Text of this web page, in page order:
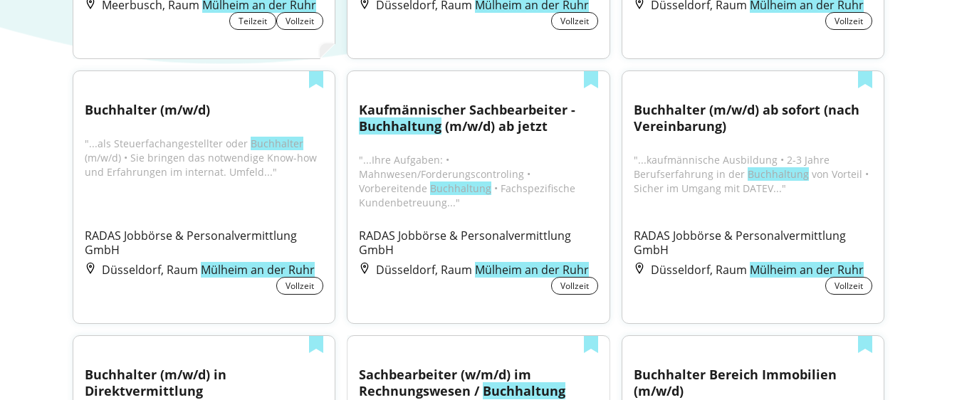
Meerbusch, Raum Mülheim an der Ruhr
Teilzeit Vollzeit
Düsseldorf, Raum Mülheim an der Ruhr
Vollzeit
Düsseldorf, Raum Mülheim an der Ruhr
Vollzeit
Buchhalter (m/w/d)
"...als Steuerfachangestellter oder Buchhalter
(m/w/d) • Sie bringen das notwendige Know-how
und Erfahrungen im internat. Umfeld..."
RADAS Jobbörse & Personalvermittlung
GmbH
Düsseldorf, Raum Mülheim an der Ruhr
Vollzeit
Buchhaltung (m/w/d) ab jetzt
"...Ihre Aufgaben: •
Mahnwesen/Forderungscontroling •
Vorbereitende Buchhaltung • Fachspezifische
Kundenbetreuung..."
RADAS Jobbörse & Personalvermittlung
GmbH
Düsseldorf, Raum Mülheim an der Ruhr
Vollzeit
Buchhalter (m/w/d) ab sofort (nach
Vereinbarung)
"...kaufmännische Ausbildung • 2-3 Jahre
Berufserfahrung in der Buchhaltung von Vorteil •
Sicher im Umgang mit DATEV..."
RADAS Jobbörse & Personalvermittlung
GmbH
Düsseldorf, Raum Mülheim an der Ruhr
Vollzeit
Buchhalter (m/w/d) in
Direktvermittlung
Sachbearbeiter (w/m/d) im
Rechnungswesen / Buchhaltung
Buchhalter Bereich Immobilien
(m/w/d)